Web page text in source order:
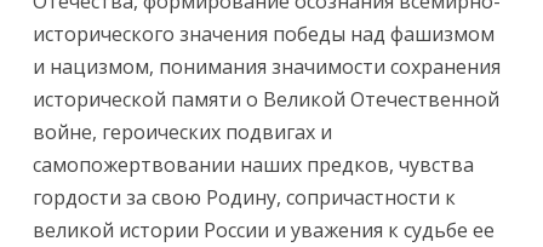
исторического значения победы над фашизмом
и нацизмом, понимания значимости сохранения
исторической памяти о Великой Отечественной
войне, героических подвигах и
самопожертвовании наших предков, чувства
гордости за свою Родину, сопричастности к
великой истории России и уважения к судьбе ее